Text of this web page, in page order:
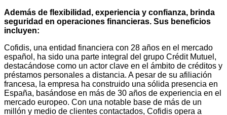
Además de flexibilidad, experiencia y confianza, brinda
seguridad en operaciones financieras. Sus beneficios
incluyen:
Cofidis, una entidad financiera con 28 años en el mercado
español, ha sido una parte integral del grupo Crédit Mutuel,
destacándose como un actor clave en el ámbito de créditos y
préstamos personales a distancia. A pesar de su afiliación
francesa, la empresa ha construido una sólida presencia en
España, basándose en más de 30 años de experiencia en el
mercado europeo. Con una notable base de más de un
millón y medio de clientes contactados, Cofidis opera a